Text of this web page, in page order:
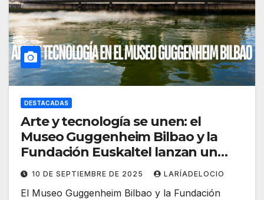
DESTACADAS
Arte y tecnología se unen: el
Museo Guggenheim Bilbao y la
Fundación Euskaltel lanzan un
concurso para explorar el futuro
mediante IA.
10 DE SEPTIEMBRE DE 2025 LARÍADELOCIO
El Museo Guggenheim Bilbao y la Fundación